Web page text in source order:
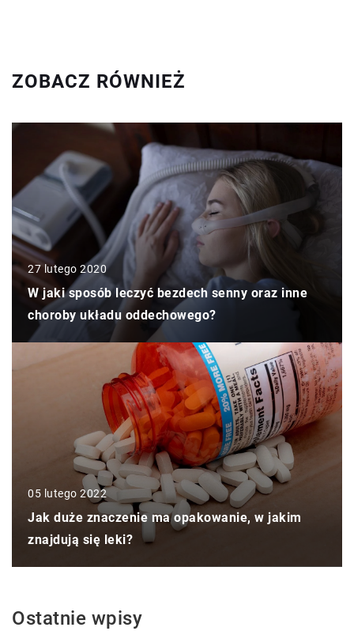
ZOBACZ RÓWNIEŻ
27 lutego 2020
W jaki sposób leczyć bezdech senny oraz inne
choroby układu oddechowego?
05 lutego 2022
Jak duże znaczenie ma opakowanie, w jakim
znajdują się leki?
Ostatnie wpisy